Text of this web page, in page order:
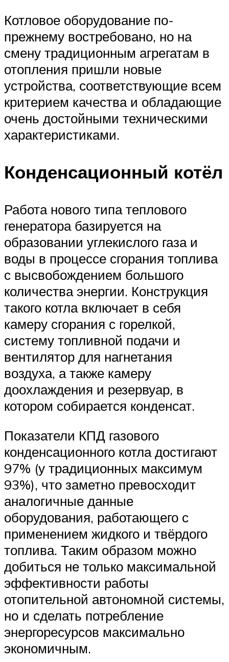
Котловое оборудование по-
прежнему востребовано, но на
смену традиционным агрегатам в
отопления пришли новые
устройства, соответствующие всем
критерием качества и обладающие
очень достойными техническими
характеристиками.
Конденсационный котёл
Работа нового типа теплового
генератора базируется на
образовании углекислого газа и
воды в процессе сгорания топлива
с высвобождением большого
количества энергии. Конструкция
такого котла включает в себя
камеру сгорания с горелкой,
систему топливной подачи и
вентилятор для нагнетания
воздуха, а также камеру
доохлаждения и резервуар, в
котором собирается конденсат.
Показатели КПД газового
конденсационного котла достигают
97% (у традиционных максимум
93%), что заметно превосходит
аналогичные данные
оборудования, работающего с
применением жидкого и твёрдого
топлива. Таким образом можно
добиться не только максимальной
эффективности работы
отопительной автономной системы,
но и сделать потребление
энергоресурсов максимально
экономичным.